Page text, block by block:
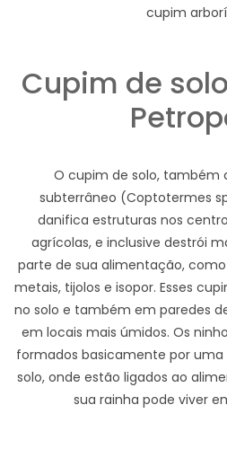
cupim
Cupim de
O cupim de solo, também
subterrâneo (Coptotermes
danifica estruturas nos
agrícolas, e inclusive destrói
parte de sua alimentação,
metais, tijolos e isopor. Esses
no solo e também em paredes
em locais mais úmidos. Os
formados basicamente por uma
solo, onde estão ligados ao
sua rainha pode viver